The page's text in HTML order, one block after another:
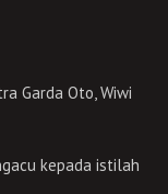
Garda Oto, Wiwi
kepada istilah